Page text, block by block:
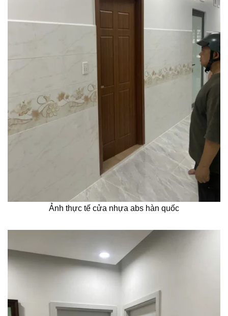
Ảnh thực tế cửa nhựa abs hàn quốc